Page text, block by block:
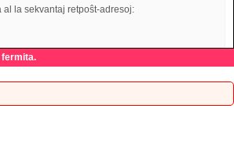
la sekvantaj retpoŝt-adresoj:
fermita.